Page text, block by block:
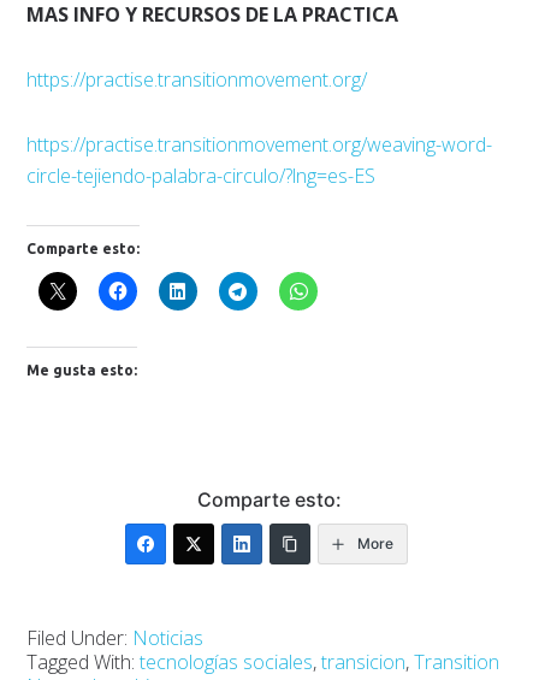
MAS INFO Y RECURSOS DE LA PRACTICA
https://practise.transitionmovement.org/
https://practise.transitionmovement.org/weaving-word-
circle-tejiendo-palabra-circulo/?lng=es-ES
Comparte esto:
Me gusta esto:
Comparte esto:
More
Filed Under: Noticias
Tagged With:tecnologías sociales,transicion,Transition